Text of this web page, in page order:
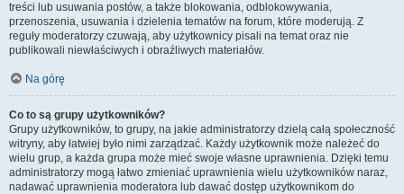
treści lub usuwania postów, a także blokowania, odblokowywania,
przenoszenia, usuwania i dzielenia tematów na forum, które moderują. Z
reguły moderatorzy czuwają, aby użytkownicy pisali na temat oraz nie
publikowali niewłaściwych i obraźliwych materiałów.
Na górę
Co to są grupy użytkowników?
Grupy użytkowników, to grupy, na jakie administratorzy dzielą całą społeczność
witryny, aby łatwiej było nimi zarządzać. Każdy użytkownik może należeć do
wielu grup, a każda grupa może mieć swoje własne uprawnienia. Dzięki temu
administratorzy mogą łatwo zmieniać uprawnienia wielu użytkowników naraz,
nadawać uprawnienia moderatora lub dawać dostęp użytkownikom do